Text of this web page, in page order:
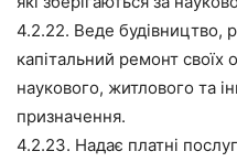
4.2.22. Веде будівництво,
капітальний ремонт своїх
наукового, житлового та
призначення.
4.2.23. Надає платні